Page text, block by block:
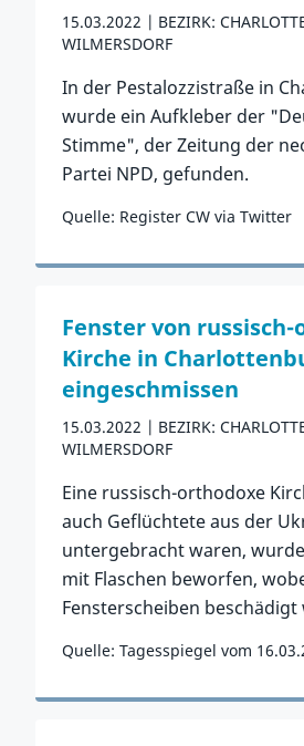
15.03.2022
BEZIRK:
WILMERSDORF
In der Pestalozzistraße in
wurde ein Aufkleber der
Stimme", der Zeitung der
Partei NPD, gefunden.
Quelle: Register CW via Twitter
Zum Vorfall
Fenster von
Kirche in
eingeschmissen
15.03.2022
BEZIRK:
WILMERSDORF
Eine russisch-orthodoxe
auch Geflüchtete aus der
untergebracht waren,
mit Flaschen beworfen,
Fensterscheiben beschädigt
Quelle: Tagesspiegel vom
Zum Vorfall